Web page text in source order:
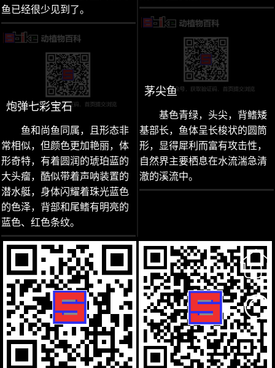
鱼已经很少见到了。
炮弹七彩宝石
鱼和尚鱼同属，且形态非
常相似，但颜色更加艳丽，体
形奇特，有着圆润的琥珀蓝的
大头瘤，酷似带着声呐装置的
潜水艇，身体闪耀着珠光蓝色
的色泽，背部和尾鳍有明亮的
蓝色、红色条纹。
茅尖鱼
基色青绿，头尖，背鳍矮
基部长，鱼体呈长梭状的圆筒
形，显得犀利而富有攻击性，
自然界主要栖息在水流湍急清
澈的溪流中。